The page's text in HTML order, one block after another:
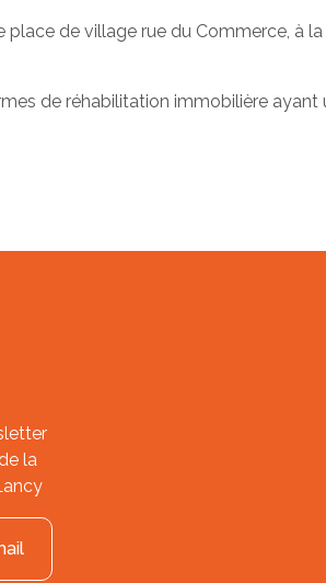
place de village rue du Commerce, à
de réhabilitation immobilière ayant
la